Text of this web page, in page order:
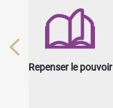
Repenser le pouvoir
Previous